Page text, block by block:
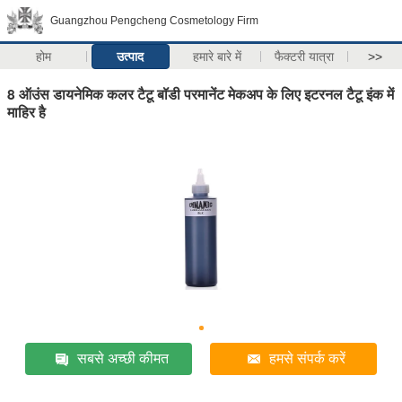
Guangzhou Pengcheng Cosmetology Firm
होम उत्पाद हमारे बारे में फैक्टरी यात्रा >>
8 ऑउंस डायनेमिक कलर टैटू बॉडी परमानेंट मेकअप के लिए इटरनल टैटू इंक में
माहिर है
सबसे अच्छी कीमत हमसे संपर्क करें